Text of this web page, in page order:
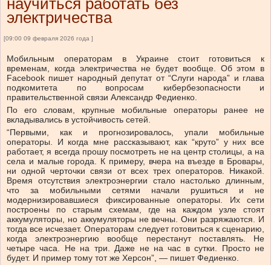
научиться работать без
электричества
[09:00 09 февраля 2026 года ]
Мобильным операторам в Украине стоит готовиться к
временам, когда электричества не будет вообще. Об этом в
Facebook пишет народный депутат от “Слуги народа” и глава
подкомитета по вопросам кибербезопасности и
правительственной связи Александр Федиенко.
По его словам, крупные мобильные операторы ранее не
вкладывались в устойчивость сетей.
“Первыми, как и прогнозировалось, упали мобильные
операторы. И когда мне рассказывают, как “круто” у них все
работает, я всегда прошу посмотреть не на центр столицы, а на
села и малые города. К примеру, вчера на въезде в Бровары,
ни одной черточки связи от всех трех операторов. Никакой.
Время отсутствия электроэнергии стало настолько длинным,
что за мобильными сетями начали рушиться и не
модернизировавшиеся фиксированные операторы. Их сети
построены по старым схемам, где на каждом узле стоят
аккумуляторы, но аккумуляторы не вечны. Они разряжаются. И
тогда все исчезает. Операторам следует готовиться к сценарию,
когда электроэнергию вообще перестанут поставлять. Не
четыре часа. Не на три. Даже не на час в сутки. Просто не
будет. И пример тому тот же Херсон”, — пишет Федиенко.